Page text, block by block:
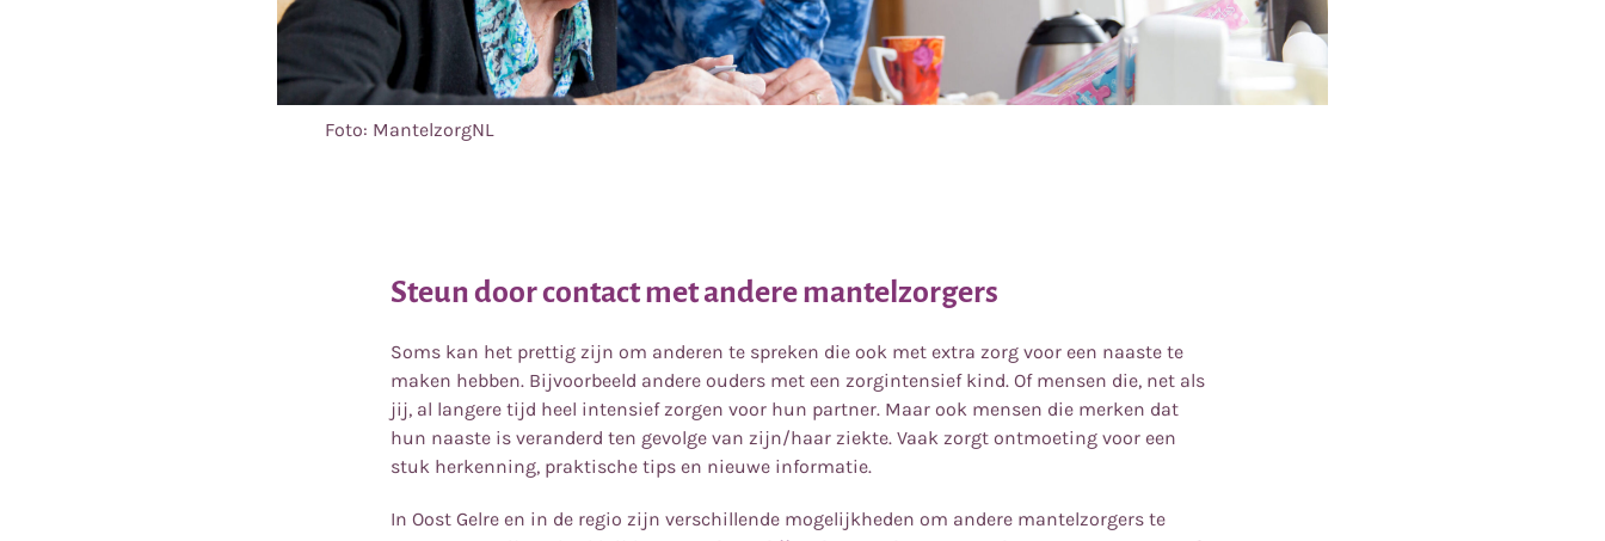
Foto: MantelzorgNL
Steun door contact met andere mantelzorgers
Soms kan het prettig zijn om anderen te spreken die ook met extra zorg voor een naaste te
maken hebben. Bijvoorbeeld andere ouders met een zorgintensief kind. Of mensen die, net als
jij, al langere tijd heel intensief zorgen voor hun partner. Maar ook mensen die merken dat
hun naaste is veranderd ten gevolge van zijn/haar ziekte. Vaak zorgt ontmoeting voor een
stuk herkenning, praktische tips en nieuwe informatie.
In Oost Gelre en in de regio zijn verschillende mogelijkheden om andere mantelzorgers te